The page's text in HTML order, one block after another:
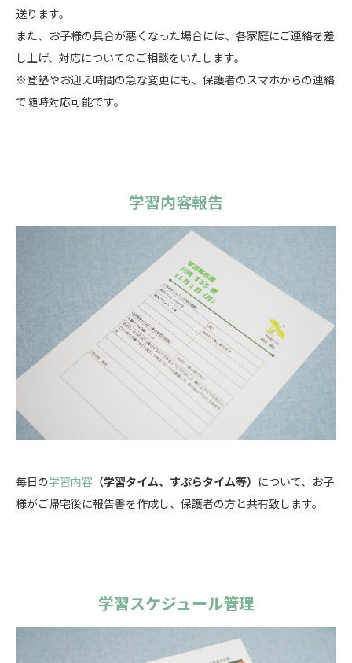
送ります。
また、お子様の具合が悪くなった場合には、各家庭にご連絡を差
し上げ、対応についてのご相談をいたします。
※登塾やお迎え時間の急な変更にも、保護者のスマホからの連絡
で随時対応可能です。
学習内容報告
毎日の学習内容 （学習タイム、すぷらタイム等） について、お子
様がご帰宅後に報告書を作成し、保護者の方と共有致します。
学習スケジュール管理